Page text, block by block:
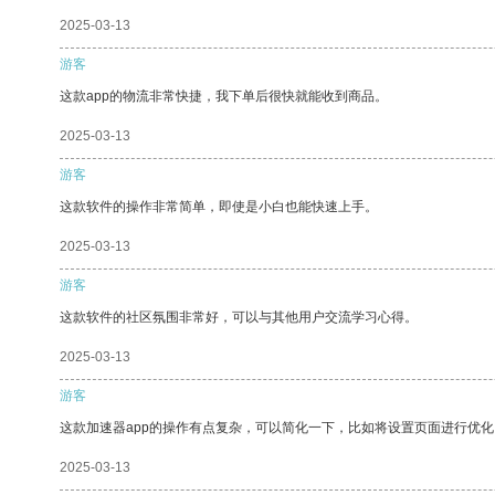
2025-03-13
游客
这款app的物流非常快捷，我下单后很快就能收到商品。
2025-03-13
游客
这款软件的操作非常简单，即使是小白也能快速上手。
2025-03-13
游客
这款软件的社区氛围非常好，可以与其他用户交流学习心得。
2025-03-13
游客
这款加速器app的操作有点复杂，可以简化一下，比如将设置页面进行优
2025-03-13